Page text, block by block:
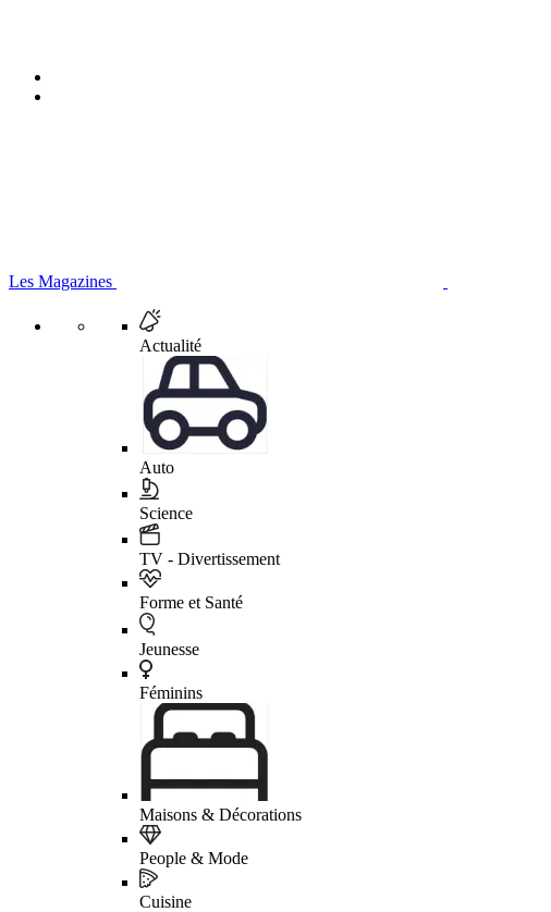
Les Magazines
Actualité
Auto
Science
TV - Divertissement
Forme et Santé
Jeunesse
Féminins
Maisons & Décorations
People & Mode
Cuisine